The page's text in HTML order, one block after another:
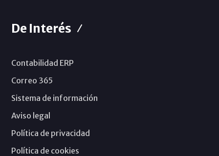
De Interés
Contabilidad ERP
Correo 365
Sistema de información
Aviso legal
Política de privacidad
Política de cookies